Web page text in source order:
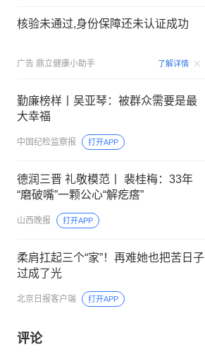
核验未通过,身份保障还未认证成功
广告 鼎立健康小助手 了解详情
勤廉榜样丨吴亚琴：被群众需要是最
大幸福
中国纪检监察报 打开APP
德润三晋 礼敬模范丨 裴桂梅：33年
“磨破嘴”一颗公心“解疙瘩”
山西晚报 打开APP
柔肩扛起三个“家”！再难她也把苦日子
过成了光
北京日报客户端 打开APP
评论